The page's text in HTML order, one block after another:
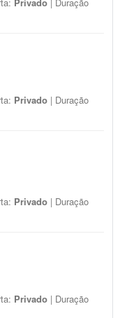
Privado | Duração
Privado | Duração
Privado | Duração